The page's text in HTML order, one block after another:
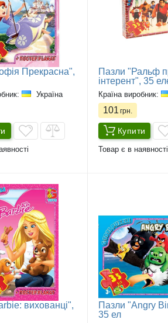
Прекрасна",
Україна
Пазли "Ральф
інтерент", 35
Країна виробник:
101 грн.
Купити
Товар є в наявності
вихованці",
Пазли "Angry
35 ел